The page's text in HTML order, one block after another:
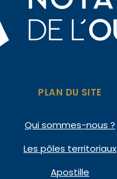
PLAN DU SITE
Qui sommes-nous ?
Les pôles territoriaux
Apostille